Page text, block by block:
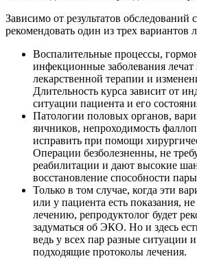
Зависимо от результатов обследований
рекомендовать один из трех вариантов
Воспалительные процессы,
инфекционные заболевания
лекарственной терапии и
Длительность курса зависит от
ситуации пациента и его
Патологии половых органов,
яичников, непроходимость
исправить при помощи
Операции безболезненны, не
реабилитации и дают высокие
восстановление способности
Только в том случае, когда эти
или у пациента есть показания,
лечению, репродуктолог будет
задуматься об ЭКО. Но и здесь
ведь у всех пар разные
подходящие протоколы лечения.